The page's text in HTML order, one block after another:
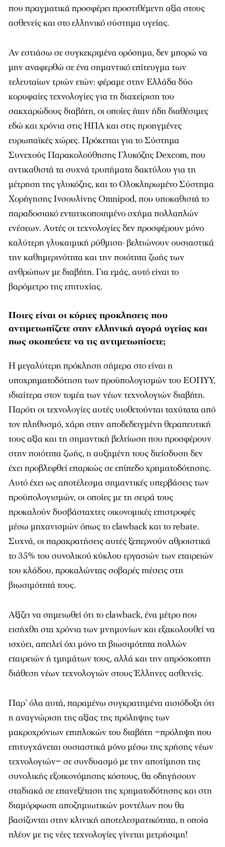
που πραγματικά προσφέρει προστιθέμενη αξία στους
ασθενείς και στο ελληνικό σύστημα υγείας.
Αν εστιάσω σε συγκεκριμένα ορόσημα, δεν μπορώ να
μην αναφερθώ σε ένα σημαντικό επίτευγμα των
τελευταίων τριών ετών: φέραμε στην Ελλάδα δύο
κορυφαίες τεχνολογίες για τη διαχείριση του
σακχαρώδους διαβήτη, οι οποίες ήταν ήδη διαθέσιμες
εδώ και χρόνια στις ΗΠΑ και στις προηγμένες
ευρωπαϊκές χώρες. Πρόκειται για το Σύστημα
Συνεχούς Παρακολούθησης Γλυκόζης Dexcom, που
αντικαθιστά τα συχνά τρυπήματα δακτύλου για τη
μέτρηση της γλυκόζης, και το Ολοκληρωμένο Σύστημα
Χορήγησης Ινσουλίνης Omnipod, που υποκαθιστά το
παραδοσιακό εντατικοποιημένο σχήμα πολλαπλών
ενέσεων. Αυτές οι τεχνολογίες δεν προσφέρουν μόνο
καλύτερη γλυκαιμική ρύθμιση· βελτιώνουν ουσιαστικά
την καθημερινότητα και την ποιότητα ζωής των
ανθρώπων με διαβήτη. Για εμάς, αυτό είναι το
βαρόμετρο της επιτυχίας.
Ποιες είναι οι κύριες προκλησεις που
αντιμετωπίζετε στην ελληνική αγορά υγείας και
πως σκοπεύετε να τις αντιμετωπίσετε;
Η μεγαλύτερη πρόκληση σήμερα στο είναι η
υποχρηματοδότηση των προϋπολογισμών του ΕΟΠΥΥ,
ιδιαίτερα στον τομέα των νέων τεχνολογιών διαβήτη.
Παρότι οι τεχνολογίες αυτές υιοθετούνται ταχύτατα από
τον πληθυσμό, χάρη στην αποδεδειγμένη θεραπευτική
τους αξία και τη σημαντική βελτίωση που προσφέρουν
στην ποιότητα ζωής, η αυξημένη τους διείσδυση δεν
έχει προβλεφθεί επαρκώς σε επίπεδο χρηματοδότησης.
Αυτό έχει ως αποτέλεσμα σημαντικές υπερβάσεις των
προϋπολογισμών, οι οποίες με τη σειρά τους
προκαλούν δυσβάσταχτες οικονομικές επιστροφές
μέσω μηχανισμών όπως το clawback και το rebate.
Συχνά, οι παρακρατήσεις αυτές ξεπερνούν αθροιστικά
το 35% του συνολικού κύκλου εργασιών των εταιρειών
του κλάδου, προκαλώντας σοβαρές πιέσεις στη
βιωσιμότητά τους.
Αξίζει να σημειωθεί ότι το clawback, ένα μέτρο που
εισήχθη στα χρόνια των μνημονίων και εξακολουθεί να
ισχύει, απειλεί όχι μόνο τη βιωσιμότητα πολλών
εταιρειών ή τμημάτων τους, αλλά και την απρόσκοπτη
διάθεση νέων τεχνολογιών στους Έλληνες ασθενείς.
Παρ’ όλα αυτά, παραμένω συγκρατημένα αισιόδοξη ότι
η αναγνώριση της αξίας της πρόληψης των
μακροχρόνιων επιπλοκών του διαβήτη −πρόληψη που
επιτυγχάνεται ουσιαστικά μόνο μέσω της χρήσης νέων
τεχνολογιών− σε συνδυασμό με την αποτίμηση της
συνολικής εξοικονόμησης κόστους, θα οδηγήσουν
σταδιακά σε επανεξέταση της χρηματοδότησης και στη
διαμόρφωση αποζημιωτικών μοντέλων που θα
βασίζονται στην κλινική αποτελεσματικότητα, η οποία
πλέον με τις νέες τεχνολογίες γίνεται μετρήσιμη!